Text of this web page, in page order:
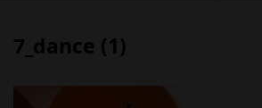
7_dance (1)